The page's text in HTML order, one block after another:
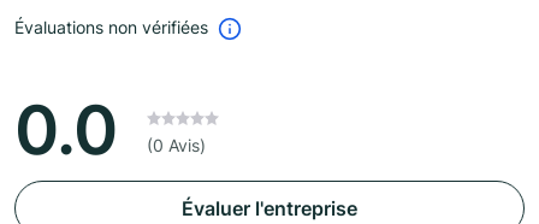
Évaluations non vérifiées
0.0 (0 Avis)
Évaluer l'entreprise